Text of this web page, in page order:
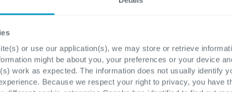
or use our application(s), we may store or retrieve
might be about you, your preferences or your device
work as expected. The information does not usually identify
Because we respect your right to privacy, you have